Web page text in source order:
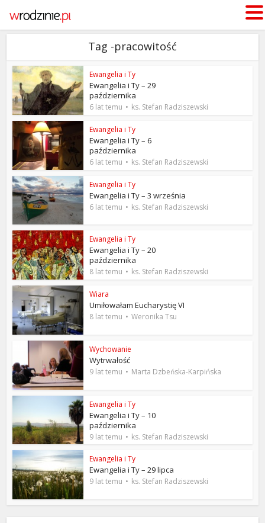
Tag -pracowitość
Ewangelia i Ty
Ewangelia i Ty – 29
października
6 lat temu ks. Stefan Radziszewski
Ewangelia i Ty
Ewangelia i Ty – 6
października
6 lat temu ks. Stefan Radziszewski
Ewangelia i Ty
Ewangelia i Ty – 3 września
6 lat temu ks. Stefan Radziszewski
Ewangelia i Ty
Ewangelia i Ty – 20
października
8 lat temu ks. Stefan Radziszewski
Wiara
Umiłowałam Eucharystię VI
8 lat temu Weronika Tsu
Wychowanie
Wytrwałość
9 lat temu Marta Dzbeńska-Karpińska
Ewangelia i Ty
Ewangelia i Ty – 10
października
9 lat temu ks. Stefan Radziszewski
Ewangelia i Ty
Ewangelia i Ty – 29 lipca
9 lat temu ks. Stefan Radziszewski